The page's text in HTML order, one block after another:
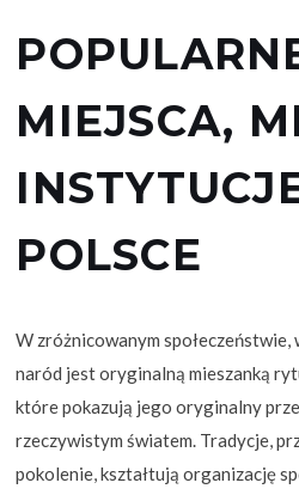
MIEJSCA,
POLSCE
W zróżnicowanym społeczeństwie,
naród jest oryginalną mieszanką
które pokazują jego oryginalny
rzeczywistym światem. Tradycje,
pokolenie, kształtują organizację